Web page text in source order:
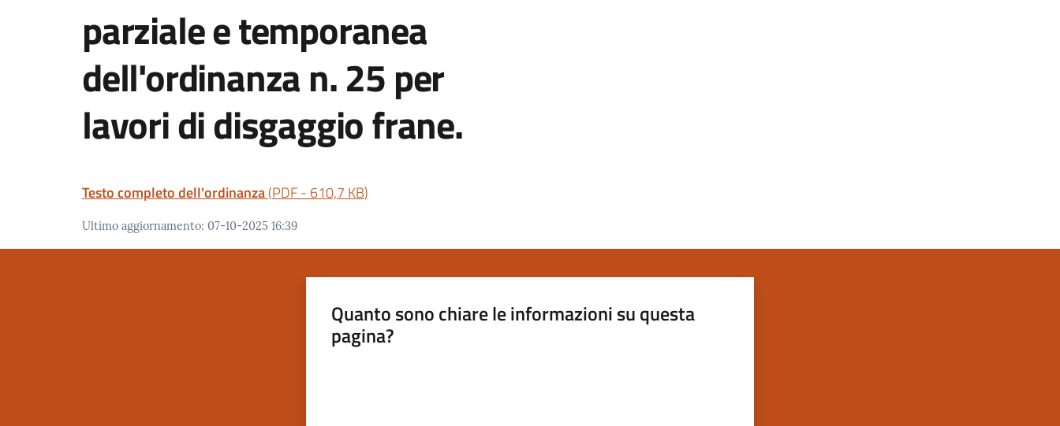
parziale e temporanea
dell'ordinanza n. 25 per
lavori di disgaggio frane.
Testo completo dell'ordinanza(PDF- 610,7 KB)
Ultimo aggiornamento: 07-10-2025 16:39
Quanto sono chiare le informazioni su questa
pagina?